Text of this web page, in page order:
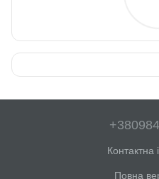
Контактна
Повна